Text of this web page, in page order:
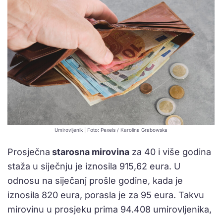
Umirovljenik | Foto: Pexels / Karolina Grabowska
Prosječna starosna mirovina za 40 i više godina
staža u siječnju je iznosila 915,62 eura. U
odnosu na siječanj prošle godine, kada je
iznosila 820 eura, porasla je za 95 eura. Takvu
mirovinu u prosjeku prima 94.408 umirovljenika,